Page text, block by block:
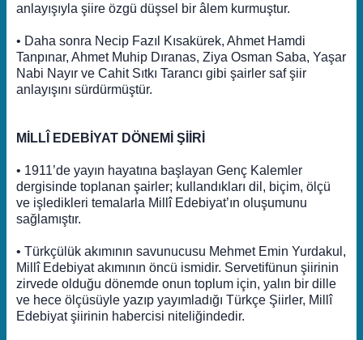
anlayışıyla şiire özgü düşsel bir âlem kurmuştur.
• Daha sonra Necip Fazıl Kısakürek, Ahmet Hamdi
Tanpınar, Ahmet Muhip Dıranas, Ziya Osman Saba, Yaşar
Nabi Nayır ve Cahit Sıtkı Tarancı gibi şairler saf şiir
anlayışını sürdürmüştür.
MİLLÎ EDEBİYAT DÖNEMİ ŞİİRİ
• 1911’de yayın hayatına başlayan Genç Kalemler
dergisinde toplanan şairler; kullandıkları dil, biçim, ölçü
ve işledikleri temalarla Millî Edebiyat’ın oluşumunu
sağlamıştır.
• Türkçülük akımının savunucusu Mehmet Emin Yurdakul,
Millî Edebiyat akımının öncü ismidir. Servetifünun şiirinin
zirvede olduğu dönemde onun toplum için, yalın bir dille
ve hece ölçüsüyle yazıp yayımladığı Türkçe Şiirler, Millî
Edebiyat şiirinin habercisi niteliğindedir.